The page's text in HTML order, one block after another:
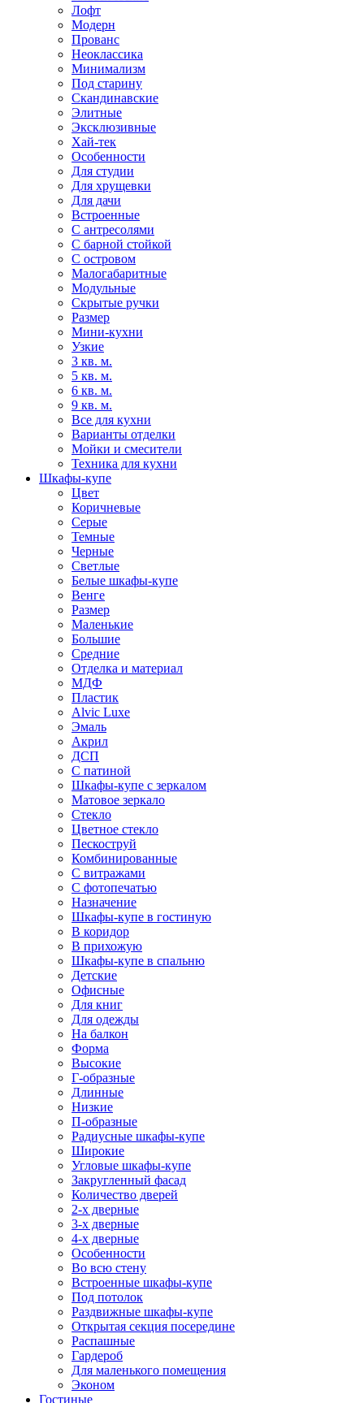
Лофт
Модерн
Прованс
Неоклассика
Минимализм
Под старину
Скандинавские
Элитные
Эксклюзивные
Хай-тек
Особенности
Для студии
Для хрущевки
Для дачи
Встроенные
С антресолями
С барной стойкой
С островом
Малогабаритные
Модульные
Скрытые ручки
Размер
Мини-кухни
Узкие
3 кв. м.
5 кв. м.
6 кв. м.
9 кв. м.
Все для кухни
Варианты отделки
Мойки и смесители
Техника для кухни
Шкафы-купе
Цвет
Коричневые
Серые
Темные
Черные
Светлые
Белые шкафы-купе
Венге
Размер
Маленькие
Большие
Средние
Отделка и материал
МДФ
Пластик
Alvic Luxe
Эмаль
Акрил
ДСП
С патиной
Шкафы-купе с зеркалом
Матовое зеркало
Стекло
Цветное стекло
Пескоструй
Комбинированные
С витражами
С фотопечатью
Назначение
Шкафы-купе в гостиную
В коридор
В прихожую
Шкафы-купе в спальню
Детские
Офисные
Для книг
Для одежды
На балкон
Форма
Высокие
Г-образные
Длинные
Низкие
П-образные
Радиусные шкафы-купе
Широкие
Угловые шкафы-купе
Закругленный фасад
Количество дверей
2-х дверные
3-х дверные
4-х дверные
Особенности
Во всю стену
Встроенные шкафы-купе
Под потолок
Раздвижные шкафы-купе
Открытая секция посередине
Распашные
Гардероб
Для маленького помещения
Эконом
Гостиные